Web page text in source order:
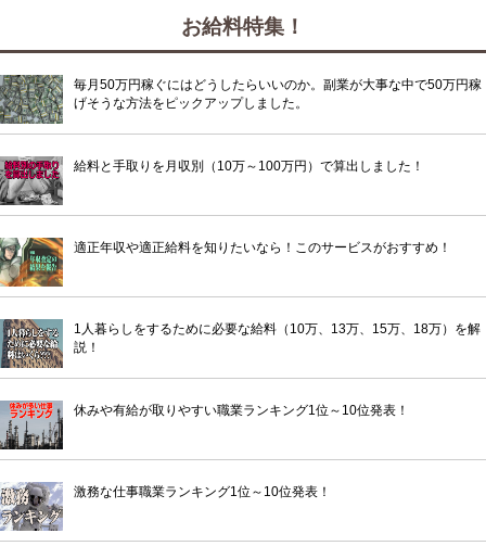
お給料特集！
毎月50万円稼ぐにはどうしたらいいのか。副業が大事な中で50万円稼
げそうな方法をピックアップしました。
給料と手取りを月収別（10万～100万円）で算出しました！
適正年収や適正給料を知りたいなら！このサービスがおすすめ！
1人暮らしをするために必要な給料（10万、13万、15万、18万）を解
説！
休みや有給が取りやすい職業ランキング1位～10位発表！
激務な仕事職業ランキング1位～10位発表！